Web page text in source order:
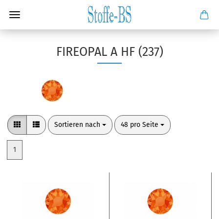
FIREOPAL A HF (237)
Sortieren nach
Sortieren nach 48 pro Seite
pro Seite
1